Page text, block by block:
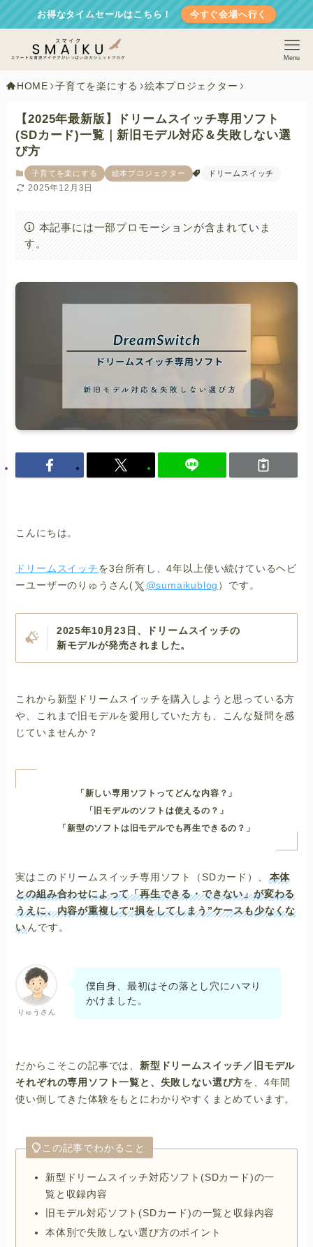
お得なタイムセールはこちら！ 今すぐ会場へ行く
Menu
HOME 子育てを楽にする 絵本プロジェクター
【2025年最新版】ドリームスイッチ専用ソフト
(SDカード)一覧｜新旧モデル対応＆失敗しない選
び方
子育てを楽にする 絵本プロジェクター ドリームスイッチ
2025年12月3日
本記事には一部プロモーションが含まれていま
す。
こんにちは。
ドリームスイッチ を3台所有し、4年以上使い続けているヘビ
ーユーザーのりゅうさん(
@sumaikublog ）です。
2025年10月23日、ドリームスイッチの
新モデルが発売されました。
これから新型ドリームスイッチを購入しようと思っている方
や、これまで旧モデルを愛用していた方も、こんな疑問を感
じていませんか？
「新しい専用ソフトってどんな内容？」
「旧モデルのソフトは使えるの？」
「新型のソフトは旧モデルでも再生できるの？」
実はこのドリームスイッチ専用ソフト（SDカード）、
本体
との組み合わせによって「再生できる・できない」が変わる
うえに、内容が重複して“損をしてしまう”ケースも少なくな
い んです。
りゅうさん
僕自身、最初はその落とし穴にハマり
かけました。
だからこそこの記事では、 新型ドリームスイッチ／旧モデル
それぞれの専用ソフト一覧と、失敗しない選び方を、4年間
使い倒してきた体験をもとにわかりやすくまとめています。
この記事でわかること
新型ドリームスイッチ対応ソフト(SDカード)の一
覧と収録内容
旧モデル対応ソフト(SDカード)の一覧と収録内容
本体別で失敗しない選び方のポイント